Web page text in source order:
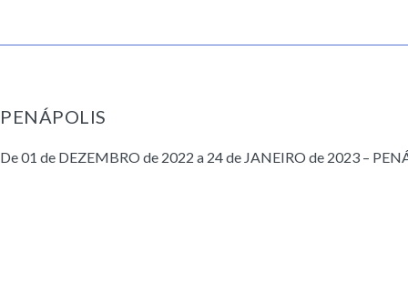
PENÁPOLIS
De 01 de DEZEMBRO de 2022 a 24 de JANEIRO de 2023 –